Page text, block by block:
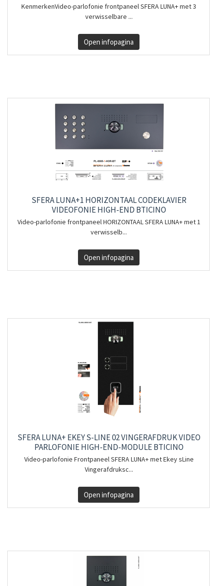
KenmerkenVideo-parlofonie frontpaneel SFERA LUNA+ met 3
verwisselbare ...
Open infopagina
SFERA LUNA+1 HORIZONTAAL CODEKLAVIER
VIDEOFONIE HIGH-END BTICINO
Video-parlofonie frontpaneel HORIZONTAAL SFERA LUNA+ met 1
verwisselb...
Open infopagina
SFERA LUNA+ EKEY S-LINE 02 VINGERAFDRUK VIDEO
PARLOFONIE HIGH-END-MODULE BTICINO
Video-parlofonie Frontpaneel SFERA LUNA+ met Ekey sLine
Vingerafdruksc...
Open infopagina